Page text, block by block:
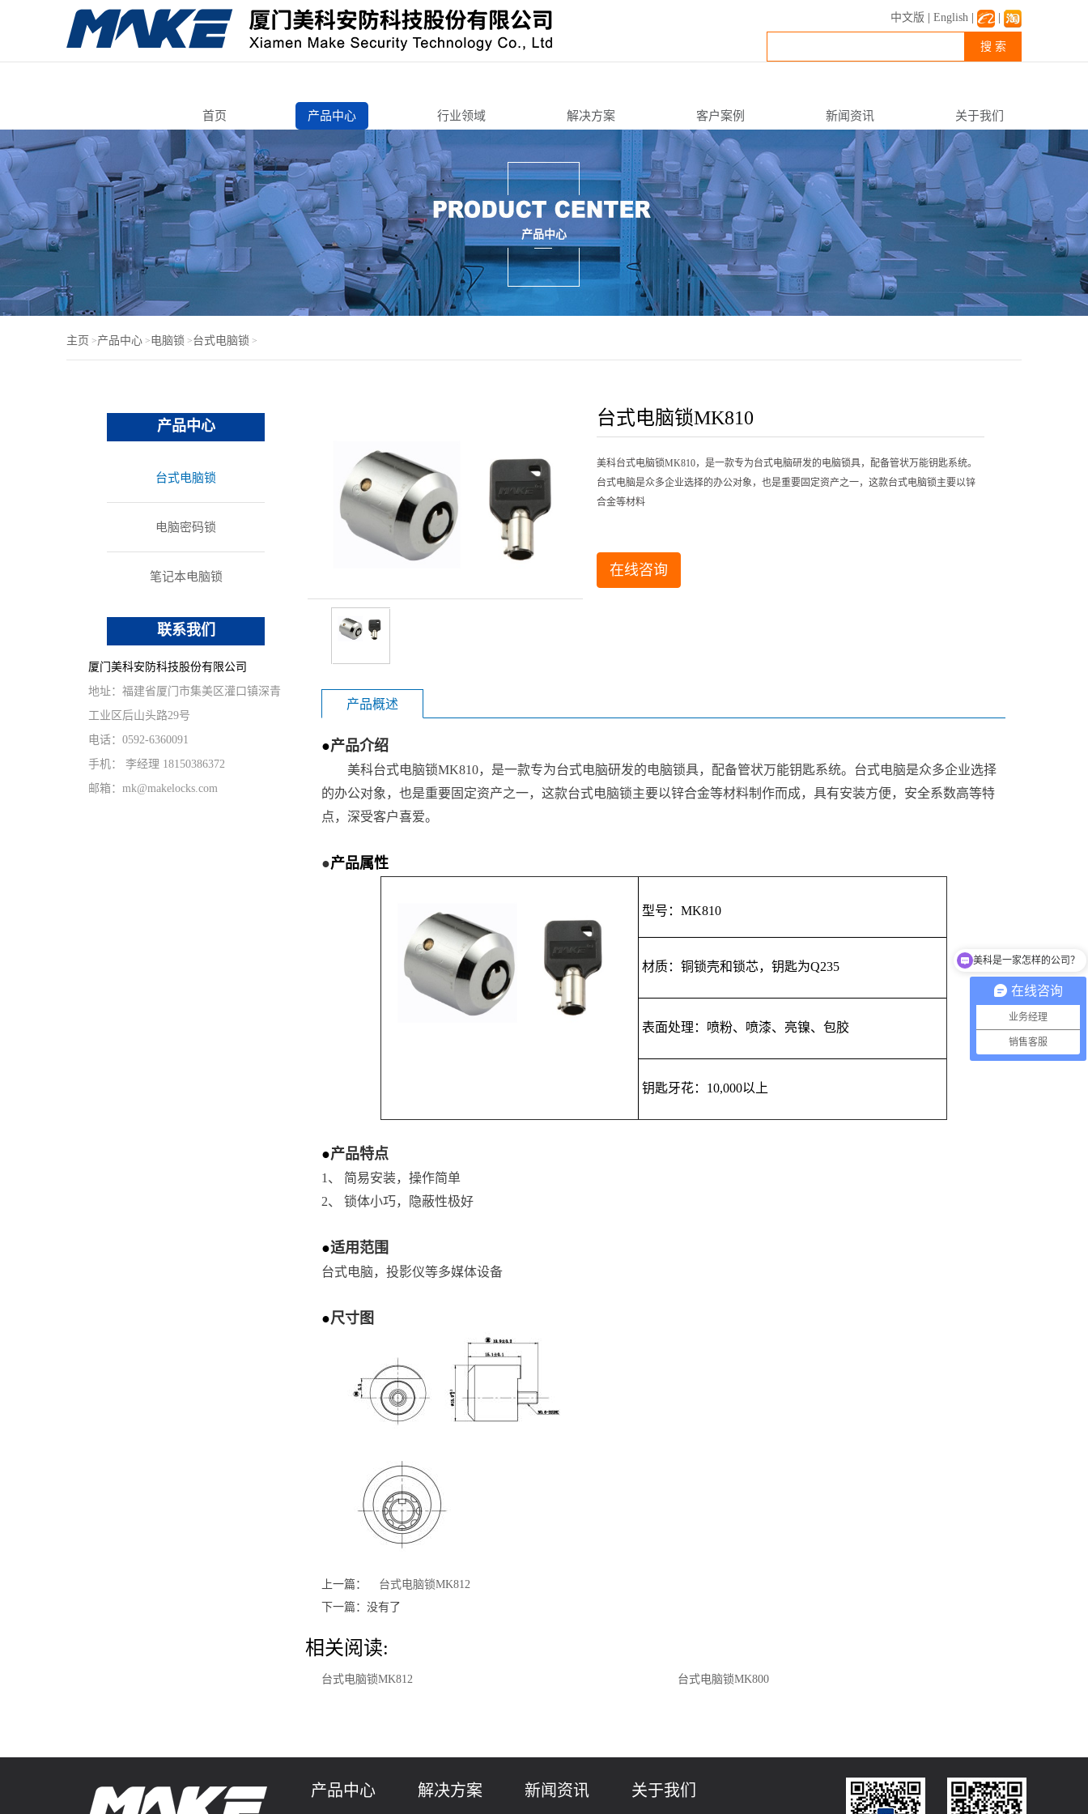
中文版 English
搜 索
首页 产品中心
自动售货机锁
寄存柜锁
智能电子锁
机箱机柜锁/把手锁
锁芯/按压锁
电脑锁
办公家具锁
行业领域
办公寄存
智能终端
智慧城市
3C周边
机车后装
解决方案
智能终端
智慧城市
3C周边
商用锁
客户案例 新闻资讯
公司新闻
行业资讯
常见FAQ
关于我们
企业简介
企业文化
资质荣誉
联系我们
产品中心
主页 >产品中心 >电脑锁 >台式电脑锁 >
产品中心
台式电脑锁
电脑密码锁
笔记本电脑锁
联系我们
厦门美科安防科技股份有限公司
地址：福建省厦门市集美区灌口镇深青
工业区后山头路29号
电话：0592-6360091
手机： 李经理 18150386372
邮箱：mk@makelocks.com
台式电脑锁MK810
美科台式电脑锁MK810，是一款专为台式电脑研发的电脑锁具，配备管状万能钥匙系统。
台式电脑是众多企业选择的办公对象，也是重要固定资产之一，这款台式电脑锁主要以锌
合金等材料
在线咨询
产品概述
●产品介绍
美科台式电脑锁MK810，是一款专为台式电脑研发的电脑锁具，配备管状万能钥匙系统。台式电脑是众多企业选择
的办公对象，也是重要固定资产之一，这款台式电脑锁主要以锌合金等材料制作而成，具有安装方便，安全系数高等特
点，深受客户喜爱。
●产品属性
型号：MK810
材质：铜锁壳和锁芯，钥匙为Q235
表面处理：喷粉、喷漆、亮镍、包胶
钥匙牙花：10,000以上
●产品特点
1、 简易安装，操作简单
2、 锁体小巧，隐蔽性极好
●适用范围
台式电脑，投影仪等多媒体设备
●尺寸图
上一篇：
台式电脑锁MK812
下一篇：没有了
相关阅读:
台式电脑锁MK812 台式电脑锁MK800
产品中心 解决方案 新闻资讯 关于我们
在线咨询
业务经理
销售客服
美科是一家怎样的公司？